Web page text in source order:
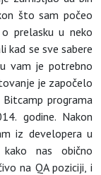
što sam počeo
prelasku u neko
kad se sve sabere
vam je potrebno
je započelo
programa
godine. Nakon
iz developera u
nas obično
na QA poziciji, i